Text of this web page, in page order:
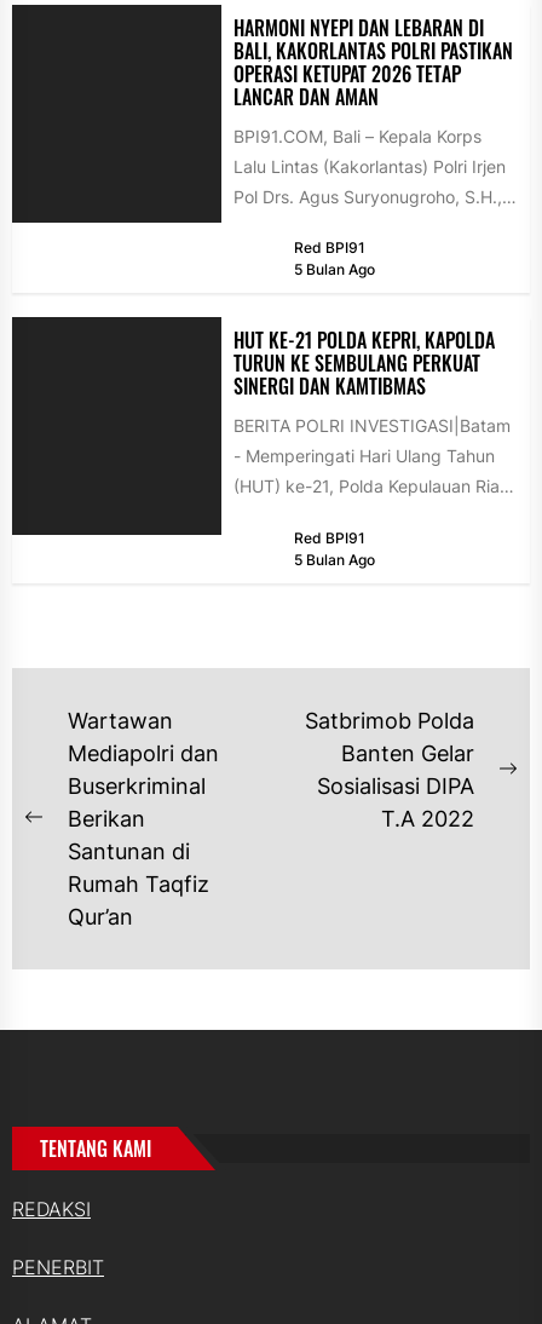
HARMONI NYEPI DAN LEBARAN DI
BALI, KAKORLANTAS POLRI PASTIKAN
OPERASI KETUPAT 2026 TETAP
LANCAR DAN AMAN
BPI91.COM, Bali – Kepala Korps
Lalu Lintas (Kakorlantas) Polri Irjen
Pol Drs. Agus Suryonugroho, S.H.,
dengan Gubernur...
Red BPI91
5 Bulan Ago
HUT KE-21 POLDA KEPRI, KAPOLDA
TURUN KE SEMBULANG PERKUAT
SINERGI DAN KAMTIBMAS
BERITA POLRI INVESTIGASI|Batam
- Memperingati Hari Ulang Tahun
(HUT) ke-21, Polda Kepulauan Riau
dan Safari Ramadan...
Red BPI91
5 Bulan Ago
NAVIGASI
POS
Previous
post:
Wartawan
Mediapolri dan
Buserkriminal
Berikan
Santunan di
Rumah Taqfiz
Qur’an
Satbrimob Polda
Banten Gelar
Sosialisasi DIPA
T.A 2022
TENTANG KAMI
REDAKSI
PENERBIT